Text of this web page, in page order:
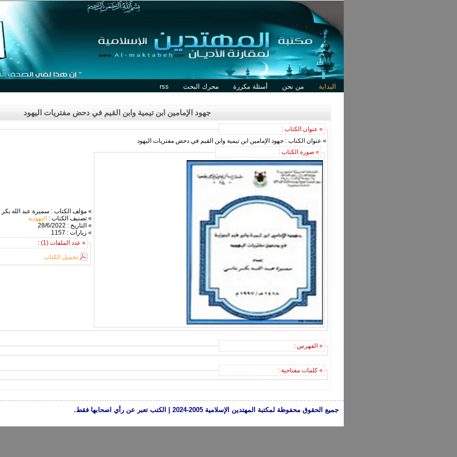
البداية من نحن أسئلة مكررة محرك البحث rss
جهود الإمامين ابن تيمية وابن القيم في دحض مفتريات اليهود
» عنوان الكتاب :
» عنوان الكتاب : جهود الإمامين ابن تيمية وابن القيم في دحض مفتريات اليهود
» صورة الكتاب :
» مؤلف الكتاب : سميرة عبد الله بكر
» تصنيف الكتاب : اليهودية
» التاريخ : 28/6/2022
» زيارات : 1157
» عدد الملفات (1) :
تحميل الكتاب
» الفهرس :
» كلمات مفتاحية :
جميع الحقوق محفوظة لمكتبة المهتدين الإسلامية 2005-2024 | الكتب تعبر عن رأي اصحابها فقط.